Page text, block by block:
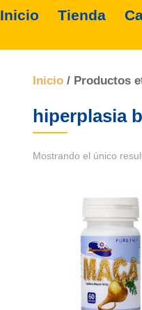
Inicio Tienda
Inicio/ Productos
hiperplasia
Mostrando el único